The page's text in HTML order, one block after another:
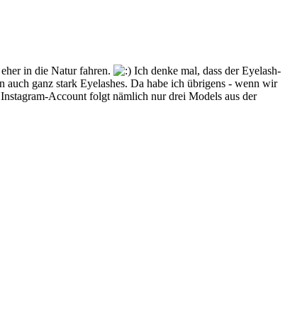
in die Natur fahren.
Ich denke mal, dass der Eyelash-
ganz stark Eyelashes. Da habe ich übrigens - wenn wir
Account folgt nämlich nur drei Models aus der